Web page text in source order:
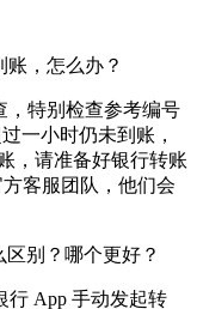
账，怎么办？
，特别检查参考编号
一小时仍未到账，
，请准备好银行转账
客服团队，他们会
区别？哪个更好？
行 App 手动发起转